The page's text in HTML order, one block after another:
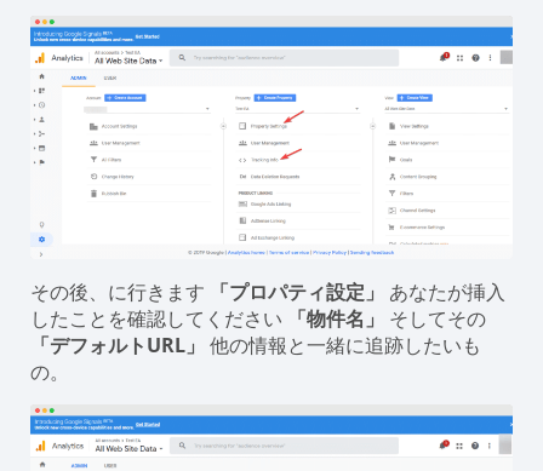
その後、に行きます 「プロパティ設定」
あなたが挿入
したことを確認してください
「物件名」
そしてその
「デフォルトURL」 他の情報と一緒に追跡したいも
の。